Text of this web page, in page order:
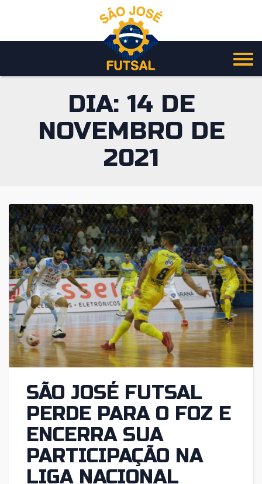
o
DIA: 14 DE
NOVEMBRO DE
2021
SÃO JOSÉ FUTSAL
PERDE PARA O FOZ E
ENCERRA SUA
PARTICIPAÇÃO NA
LIGA NACIONAL